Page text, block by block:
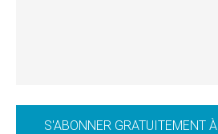
S'ABONNER GRATUITEMENT À